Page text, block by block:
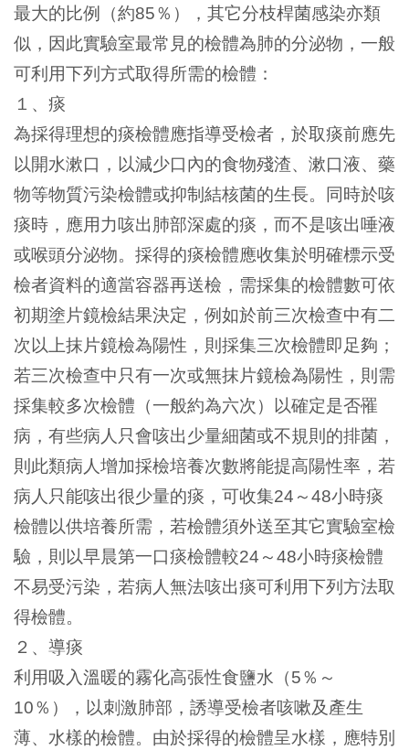
最大的比例（約85％），其它分枝桿菌感染亦類
似，因此實驗室最常見的檢體為肺的分泌物，一般
可利用下列方式取得所需的檢體：
１、痰
為採得理想的痰檢體應指導受檢者，於取痰前應先
以開水漱口，以減少口內的食物殘渣、漱口液、藥
物等物質污染檢體或抑制結核菌的生長。同時於咳
痰時，應用力咳出肺部深處的痰，而不是咳出唾液
或喉頭分泌物。採得的痰檢體應收集於明確標示受
檢者資料的適當容器再送檢，需採集的檢體數可依
初期塗片鏡檢結果決定，例如於前三次檢查中有二
次以上抹片鏡檢為陽性，則採集三次檢體即足夠；
若三次檢查中只有一次或無抹片鏡檢為陽性，則需
採集較多次檢體（一般約為六次）以確定是否罹
病，有些病人只會咳出少量細菌或不規則的排菌，
則此類病人增加採檢培養次數將能提高陽性率，若
病人只能咳出很少量的痰，可收集24 ～48小時痰
檢體以供培養所需，若檢體須外送至其它實驗室檢
驗，則以早晨第一口痰檢體較24 ～48小時痰檢體
不易受污染，若病人無法咳出痰可利用下列方法取
得檢體。
２、導痰
利用吸入溫暖的霧化高張性食鹽水（5％～
10％），以刺激肺部，誘導受檢者咳嗽及產生
薄、水樣的檢體。由於採得的檢體呈水樣，應特別